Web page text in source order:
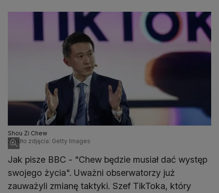
Shou Zi Chew
Źródło zdjęcia: Getty Images
Jak pisze BBC - "Chew będzie musiał dać występ
swojego życia". Uważni obserwatorzy już
zauważyli zmianę taktyki. Szef TikToka, który